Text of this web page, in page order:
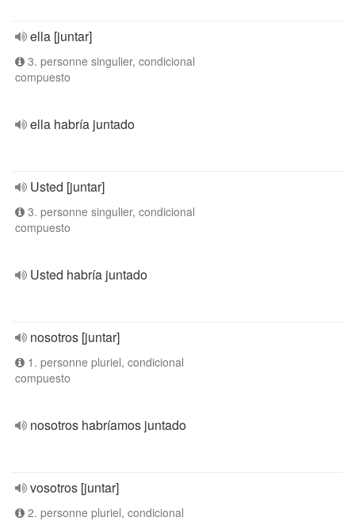
ella [juntar]
3. personne singulier, condicional
compuesto
ella habría juntado
Usted [juntar]
3. personne singulier, condicional
compuesto
Usted habría juntado
nosotros [juntar]
1. personne pluriel, condicional
compuesto
nosotros habríamos juntado
vosotros [juntar]
2. personne pluriel, condicional